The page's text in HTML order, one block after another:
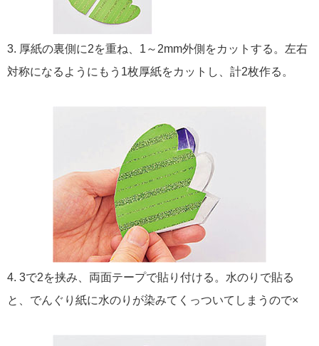
3. 厚紙の裏側に2を重ね、1～2mm外側をカットする。左右
対称になるようにもう1枚厚紙をカットし、計2枚作る。
4. 3で2を挟み、両面テープで貼り付ける。水のりで貼る
と、でんぐり紙に水のりが染みてくっついてしまうので×